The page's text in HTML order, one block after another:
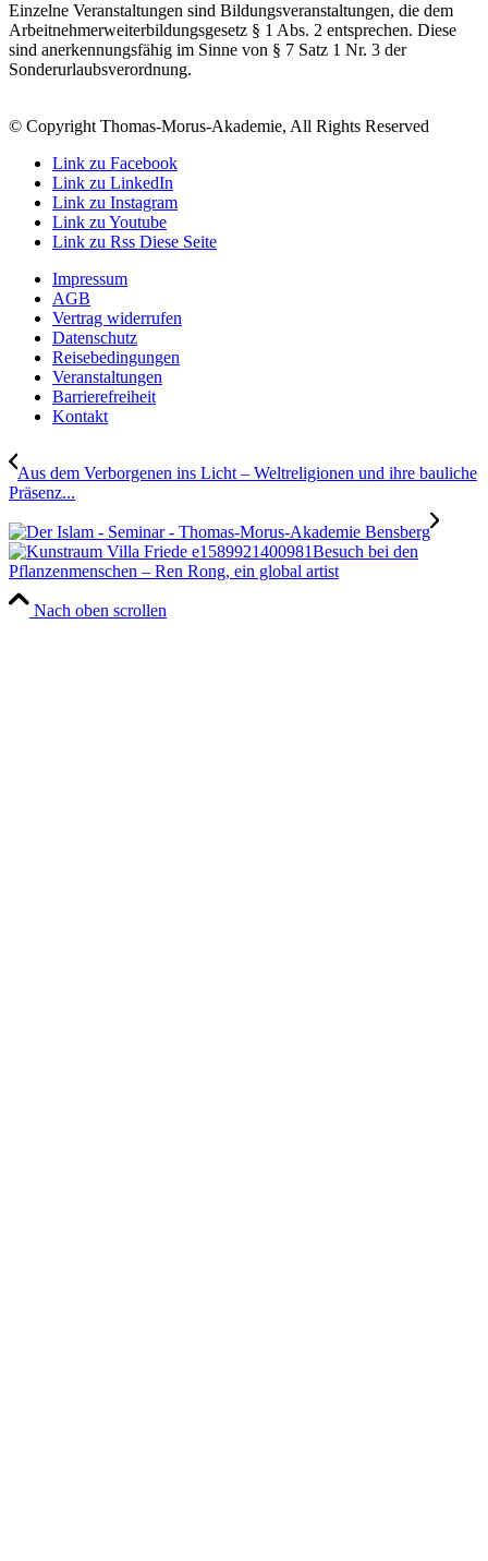
Einzelne Veranstaltungen sind Bildungsveranstaltungen, die dem
Arbeitnehmerweiterbildungsgesetz § 1 Abs. 2 entsprechen. Diese
sind anerkennungsfähig im Sinne von § 7 Satz 1 Nr. 3 der
Sonderurlaubsverordnung.
© Copyright Thomas-Morus-Akademie, All Rights Reserved
Link zu Facebook
Link zu LinkedIn
Link zu Instagram
Link zu Youtube
Link zu Rss Diese Seite
Impressum
AGB
Vertrag widerrufen
Datenschutz
Reisebedingungen
Veranstaltungen
Barrierefreiheit
Kontakt
Aus dem Verborgenen ins Licht – Weltreligionen und ihre bauliche
Präsenz...
Besuch bei den
Pflanzenmenschen – Ren Rong, ein global artist
Nach oben scrollen